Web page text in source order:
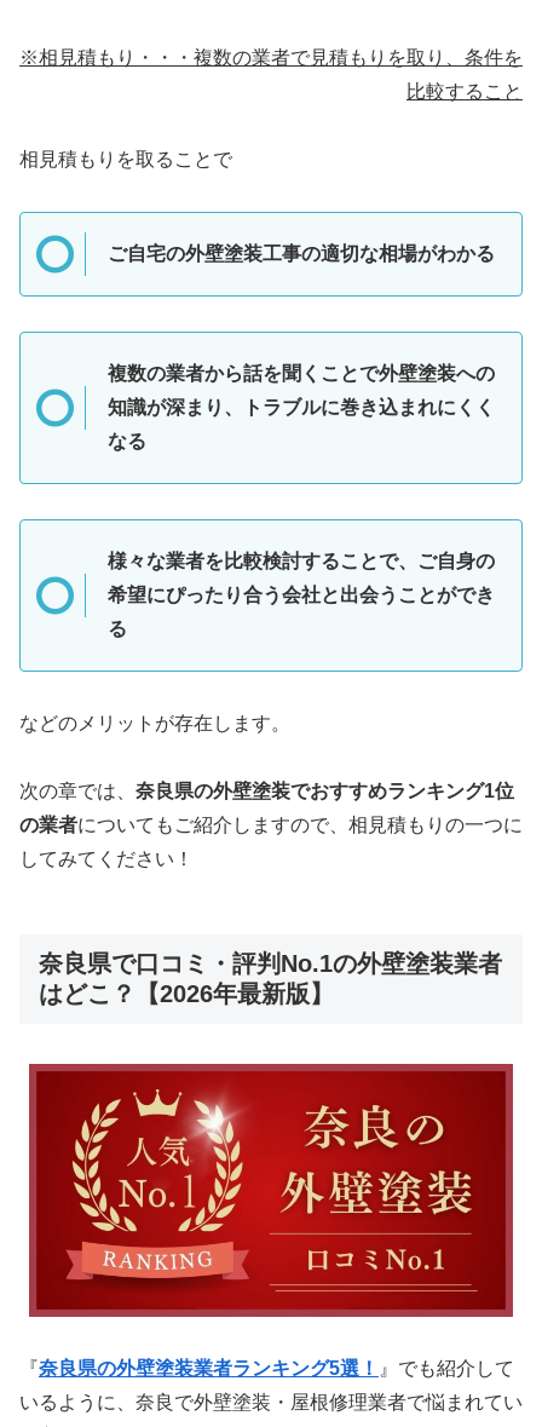
※相見積もり・・・複数の業者で見積もりを取り、条件を
比較すること
相見積もりを取ることで
ご自宅の外壁塗装工事の適切な相場がわかる
複数の業者から話を聞くことで外壁塗装への
知識が深まり、トラブルに巻き込まれにくく
なる
様々な業者を比較検討することで、ご自身の
希望にぴったり合う会社と出会うことができ
る
などのメリットが存在します。
次の章では、 奈良県の外壁塗装でおすすめランキング1位
の業者についてもご紹介しますので、相見積もりの一つに
してみてください！
奈良県で口コミ・評判No.1の外壁塗装業者
はどこ？【2026年最新版】
『奈良県の外壁塗装業者ランキング5選！ 』でも紹介して
いるように、奈良で外壁塗装・屋根修理業者で悩まれてい